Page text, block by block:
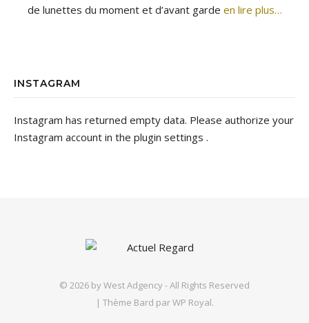
de lunettes du moment et d’avant garde en lire plus…
INSTAGRAM
Instagram has returned empty data. Please authorize your
Instagram account in the plugin settings .
© 2026 byWest Adgency- All Rights Reserved
| Thème Bard parWP Royal.